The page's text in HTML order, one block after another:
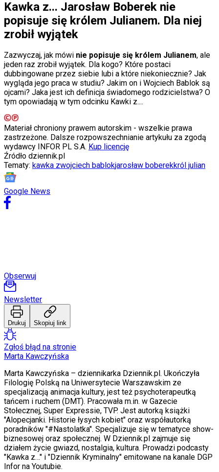
Kawka z... Jarosław Boberek nie
popisuje się królem Julianem. Dla niej
zrobił wyjątek
Zazwyczaj, jak mówi nie popisuje się królem Julianem, ale
jeden raz zrobił wyjątek. Dla kogo? Które postaci
dubbingowane przez siebie lubi a które niekoniecznie? Jak
wygląda jego praca w studiu? Jakim on i Wojciech Bablok są
ojcami? Jaka jest ich definicja świadomego rodzicielstwa? O
tym opowiadają w tym odcinku Kawki z....
Materiał chroniony prawem autorskim - wszelkie prawa
zastrzeżone. Dalsze rozpowszechnianie artykułu za zgodą
wydawcy INFOR PL S.A. Kup licencję
Źródło dziennik.pl
Tematy: kawka zwojciech bablokjarosław boberekkról julian
Google News
Obserwuj
Newsletter
Drukuj Skopiuj link
Zgłoś błąd na stronie
Marta Kawczyńska
Marta Kawczyńska – dziennikarka Dziennik.pl. Ukończyła
Filologię Polską na Uniwersytecie Warszawskim ze
specjalizacją animacja kultury, jest też psychoterapeutką
tańcem i ruchem (DMT). Pracowała m.in. w Gazecie
Stołecznej, Super Expressie, TVP. Jest autorką książki
"Alopecjanki. Historie łysych kobiet" oraz współautorką
poradników "#Nastolatka". Specjalizuje się w tematyce show-
biznesowej oraz społecznej. W Dziennik.pl zajmuje się
działem życie gwiazd, nostalgia, kultura. Prowadzi podcasty
"Kawka z…" i "Dziennik Kryminalny" emitowane na kanale DGP
Infor na Youtubie.